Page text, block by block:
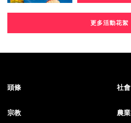
更多活動花絮
頭條 社會
宗教 農業